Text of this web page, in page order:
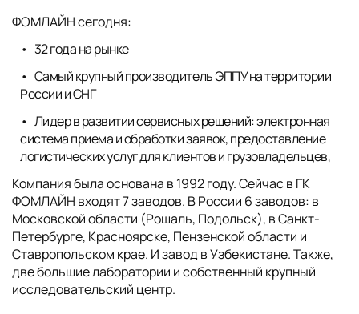
ФОМЛАЙН сегодня:
32 года на рынке
Самый крупный производитель ЭППУ на территории
России и СНГ
Лидер в развитии сервисных решений: электронная
система приема и обработки заявок, предоставление
логистических услуг для клиентов и грузовладельцев,
Компания была основана в 1992 году. Сейчас в ГК
ФОМЛАЙН входят 7 заводов. В России 6 заводов: в
Московской области (Рошаль, Подольск), в Санкт-
Петербурге, Красноярске, Пензенской области и
Ставропольском крае. И завод в Узбекистане. Также,
две большие лаборатории и собственный крупный
исследовательский центр.